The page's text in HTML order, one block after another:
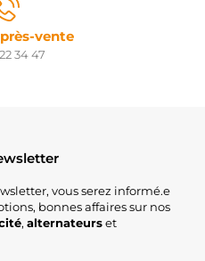
vente
34 47
vous serez informé.e
bonnes affaires sur nos
, alternateurset